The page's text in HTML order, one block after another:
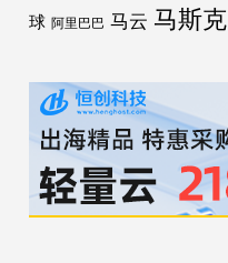
球 阿里巴巴 马云 马斯克